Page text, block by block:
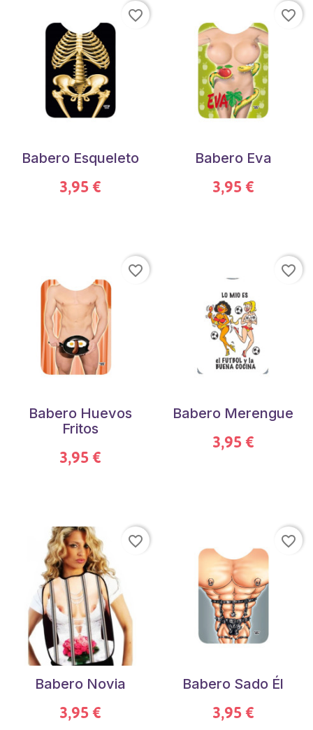
Babero Esqueleto
3,95 €
favorite_border
Babero Eva
3,95 €
favorite_border
Babero Huevos
Fritos
3,95 €
favorite_border
Babero Merengue
3,95 €
favorite_border
Babero Novia
3,95 €
favorite_border
Babero Sado Él
3,95 €
favorite_border